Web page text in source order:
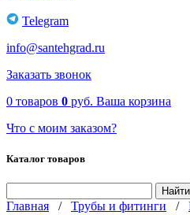
Telegram
info@santehgrad.ru
Заказать звонок
0 товаров 0 руб. Ваша корзина
Что с моим заказом?
Каталог товаров
Главная / Трубы и фитинги /